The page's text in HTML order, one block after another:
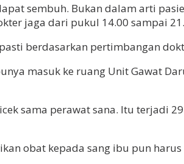
sembuh. Bukan dalam arti
jaga dari pukul 14.00 sampai
berdasarkan pertimbangan
masuk ke ruang Unit Gawat
sama perawat sana. Itu terjadi
obat kepada sang ibu pun